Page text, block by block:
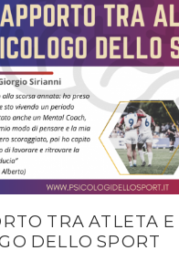
TRA ATLETA E
DELLO SPORT